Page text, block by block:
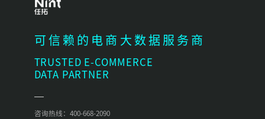
可信赖的电商大数据服务商
TRUSTED E-COMMERCE
DATA PARTNER
咨询热线：400-668-2090